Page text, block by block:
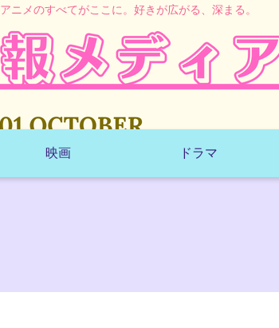
アニメのすべてがここに。好きが広がる、深まる。
映画 ドラマ